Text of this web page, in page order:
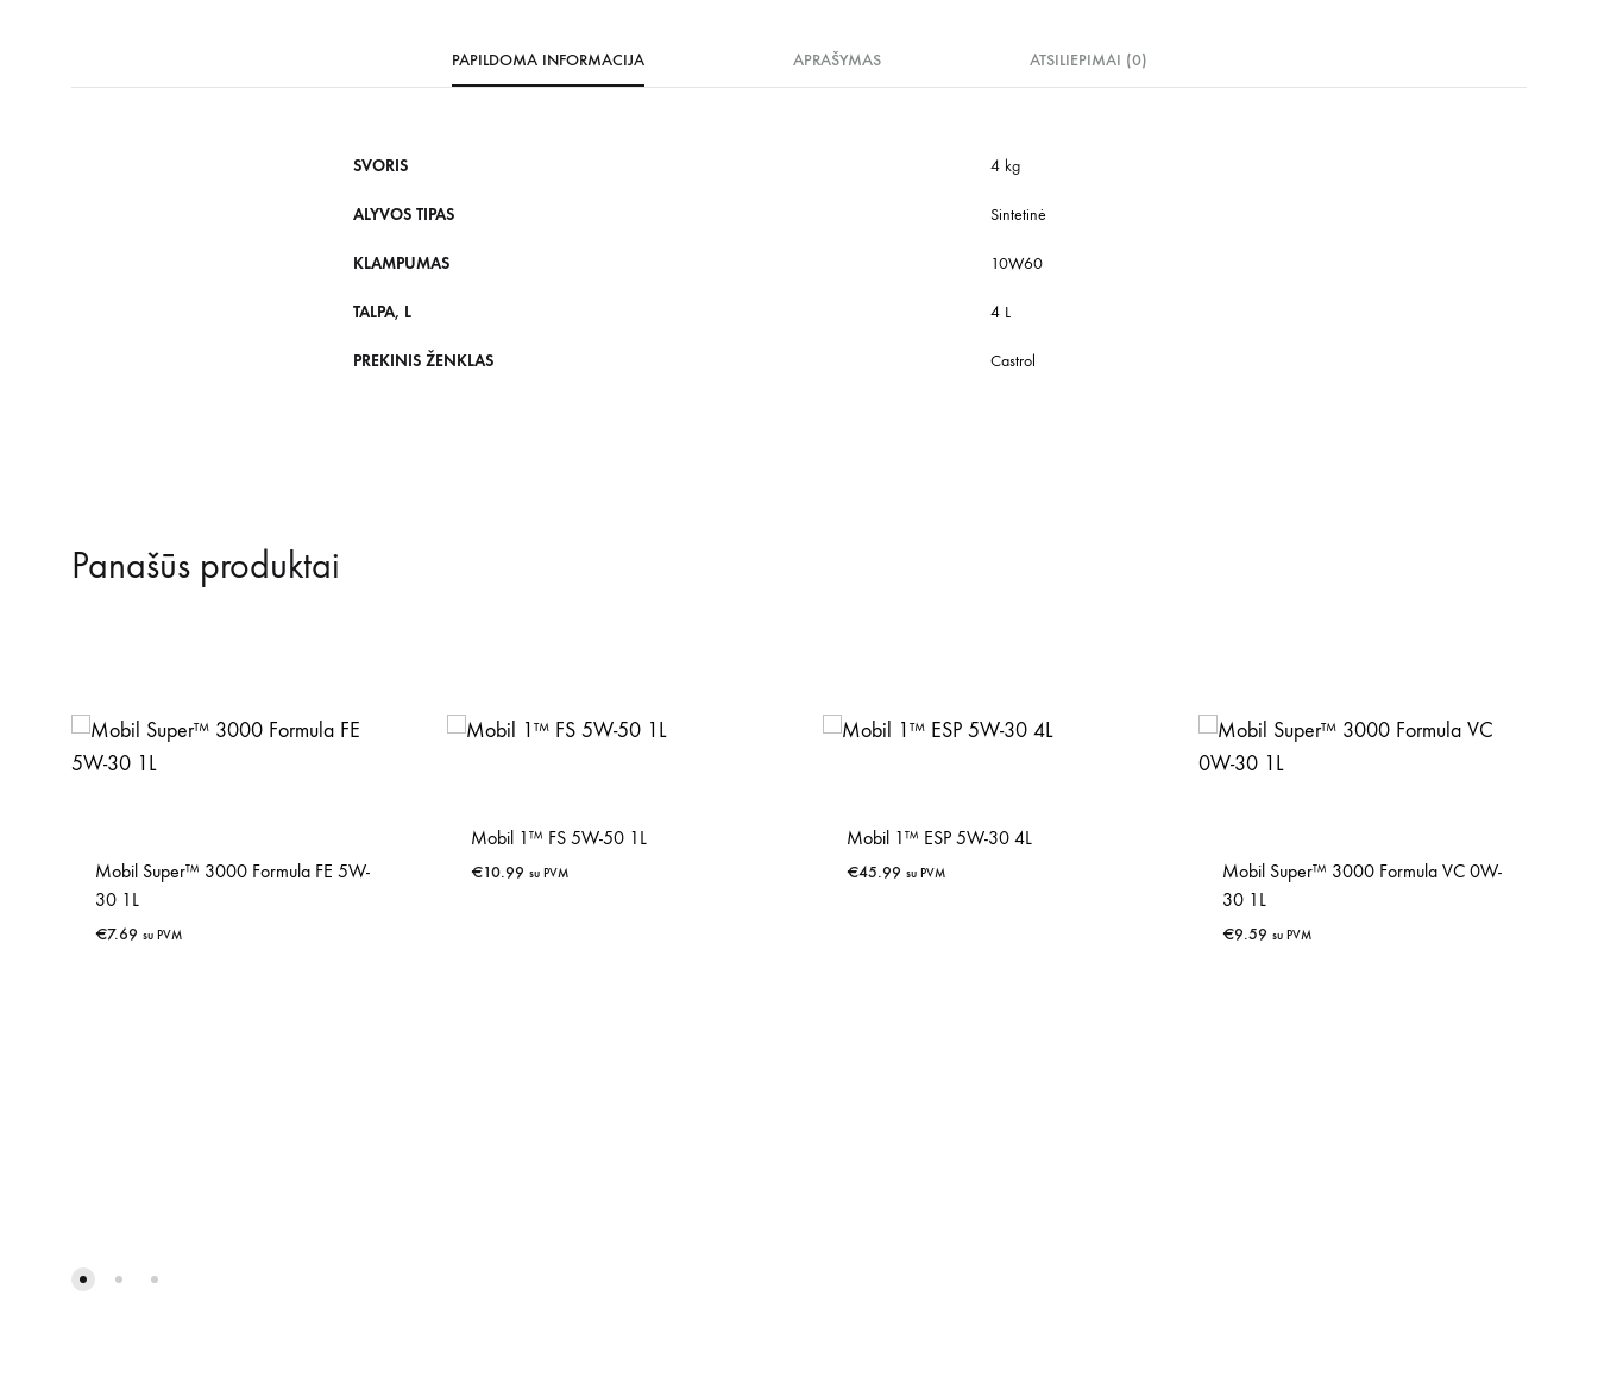
PAPILDOMA INFORMACIJA APRAŠYMAS ATSILIEPIMAI (0)
SVORIS 4 kg
ALYVOS TIPAS Sintetinė
KLAMPUMAS 10W60
TALPA, L 4 L
PREKINIS ŽENKLAS Castrol
Panašūs produktai
Mobil Super™ 3000 Formula FE 5W-
30 1L
€7.69 su PVM
Mobil 1™ FS 5W-50 1L
€10.99 su PVM
Mobil 1™ ESP 5W-30 4L
€45.99 su PVM
Mobil Super™ 3000 Formula VC 0W-
30 1L
€9.59 su PVM